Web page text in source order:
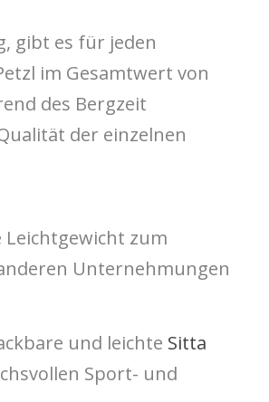
gibt es für jeden
im Gesamtwert von
des Bergzeit
der einzelnen
Leichtgewicht zum
Unternehmungen
und leichte Sitta
Sport- und